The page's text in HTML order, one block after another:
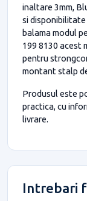
inaltare 3mm,
si
balama modul
199 8130 acest
pentru
montant stalp
Produsul este
practica, cu
livrare.
Intrebari